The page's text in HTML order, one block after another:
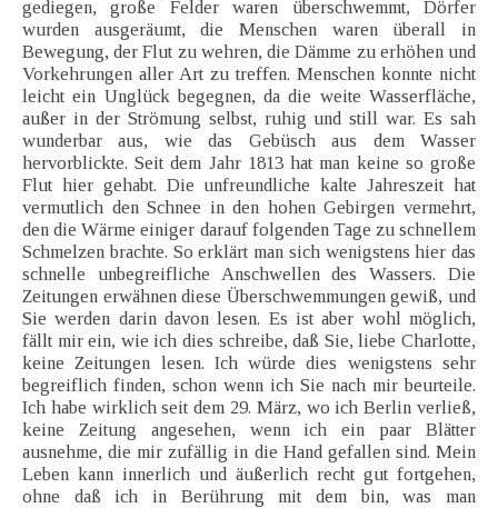
gediegen, große Felder waren überschwemmt, Dörfer
wurden ausgeräumt, die Menschen waren überall in
Bewegung, der Flut zu wehren, die Dämme zu erhöhen und
Vorkehrungen aller Art zu treffen. Menschen konnte nicht
leicht ein Unglück begegnen, da die weite Wasserfläche,
außer in der Strömung selbst, ruhig und still war. Es sah
wunderbar aus, wie das Gebüsch aus dem Wasser
hervorblickte. Seit dem Jahr 1813 hat man keine so große
Flut hier gehabt. Die unfreundliche kalte Jahreszeit hat
vermutlich den Schnee in den hohen Gebirgen vermehrt,
den die Wärme einiger darauf folgenden Tage zu schnellem
Schmelzen brachte. So erklärt man sich wenigstens hier das
schnelle unbegreifliche Anschwellen des Wassers. Die
Zeitungen erwähnen diese Überschwemmungen gewiß, und
Sie werden darin davon lesen. Es ist aber wohl möglich,
fällt mir ein, wie ich dies schreibe, daß Sie, liebe Charlotte,
keine Zeitungen lesen. Ich würde dies wenigstens sehr
begreiflich finden, schon wenn ich Sie nach mir beurteile.
Ich habe wirklich seit dem 29. März, wo ich Berlin verließ,
keine Zeitung angesehen, wenn ich ein paar Blätter
ausnehme, die mir zufällig in die Hand gefallen sind. Mein
Leben kann innerlich und äußerlich recht gut fortgehen,
ohne daß ich in Berührung mit dem bin, was man